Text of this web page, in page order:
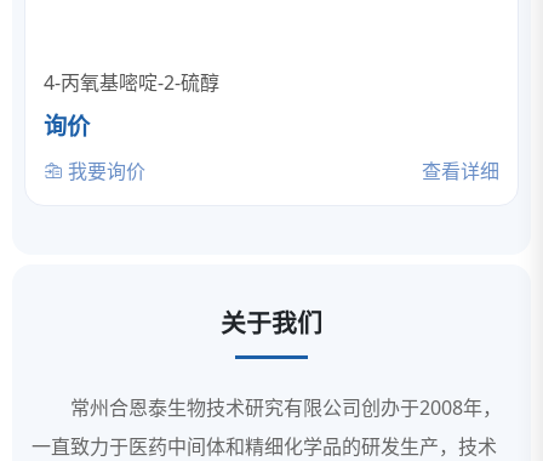
4-丙氧基嘧啶-2-硫醇
询价
我要询价 查看详细
关于我们
常州合恩泰生物技术研究有限公司创办于2008年，
一直致力于医药中间体和精细化学品的研发生产，技术